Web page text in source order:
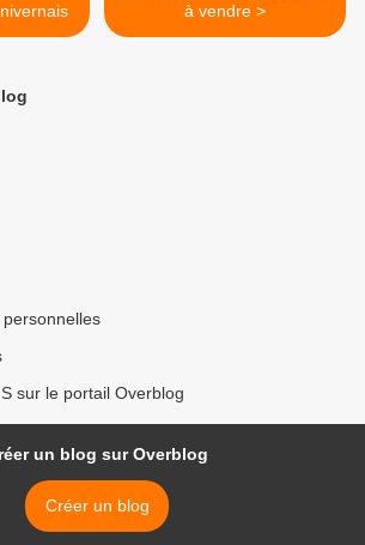
à vendre >
sur le portail Overblog
un blog sur Overblog
Créer un blog